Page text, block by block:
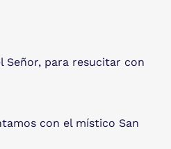
Señor, para resucitar con
con el místico San